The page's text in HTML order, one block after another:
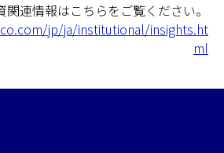
関連情報はこちらをご覧ください。
jp/ja/institutional/insights.ht
ml